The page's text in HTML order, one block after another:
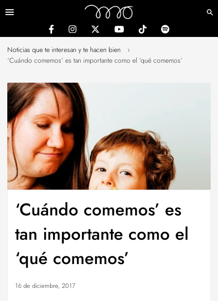
Noticias que te interesan y te hacen bien
›
‘Cuándo comemos’ es tan importante como el ‘qué comemos’
‘Cuándo comemos’ es
tan importante como el
‘qué comemos’
16 de diciembre, 2017